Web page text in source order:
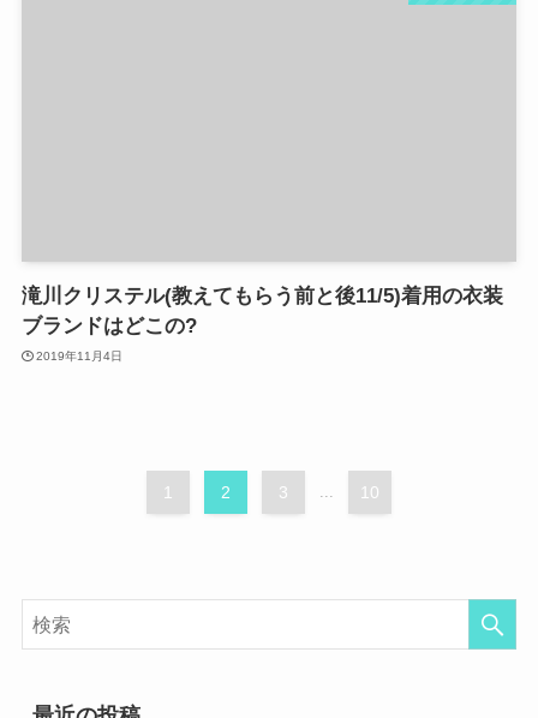
滝川クリステル(教えてもらう前と後11/5)着用の衣装
ブランドはどこの?
2019年11月4日
1 2 3 ... 10